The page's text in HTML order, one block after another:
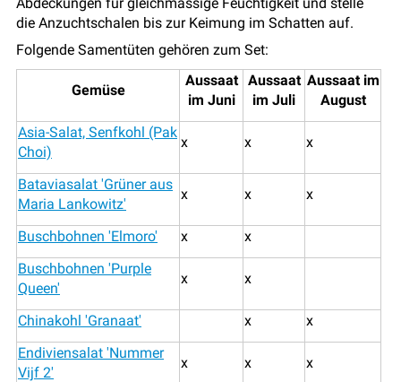
die Anzuchtschalen bis zur Keimung im Schatten auf.
Folgende Samentüten gehören zum Set:
Gemüse
Aussaat
im Juni
Aussaat
im Juli
Aussaat im
August
Asia-Salat, Senfkohl (Pak
Choi)
x x x
Bataviasalat 'Grüner aus
Maria Lankowitz'
x x x
Buschbohnen 'Elmoro' x
x
Buschbohnen 'Purple
Queen'
x x
Chinakohl 'Granaat' x
x
Endiviensalat 'Nummer
Vijf 2'
x x x